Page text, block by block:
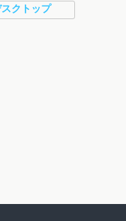
クトップ